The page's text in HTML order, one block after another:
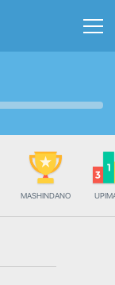
MASHINDANO